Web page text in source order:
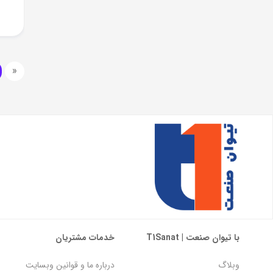
«
با تیوان صنعت | T1Sanat
وبلاگ
خدمات مشتریان
درباره ما و قوانین وبسایت